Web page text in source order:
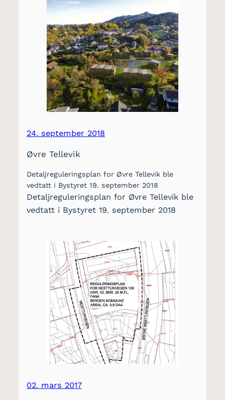
24. september 2018
Øvre Tellevik
Detaljreguleringsplan for Øvre Tellevik ble
vedtatt i Bystyret 19. september 2018
Detaljreguleringsplan for Øvre Tellevik ble
vedtatt i Bystyret 19. september 2018
02. mars 2017